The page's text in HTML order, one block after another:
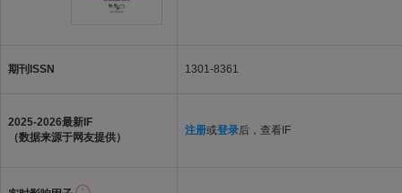
期刊ISSN 1301-8361
2025-2026最新IF
（数据来源于网友提供）
注册或登录后，查看IF